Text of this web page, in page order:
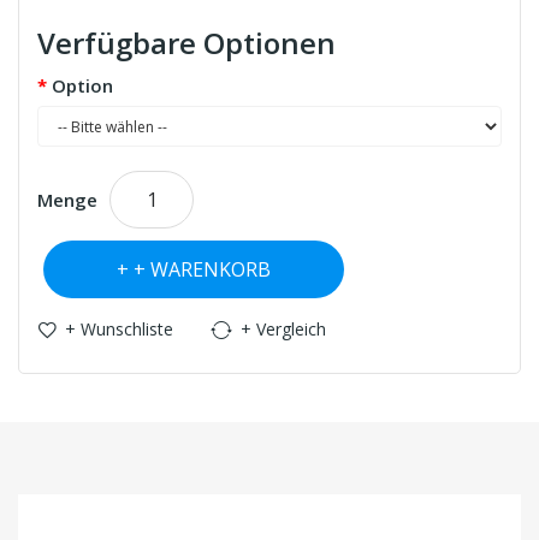
Verfügbare Optionen
Option
Menge
+ WARENKORB
+ Wunschliste + Vergleich